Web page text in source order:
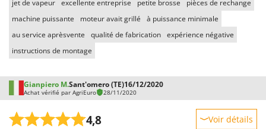
jet de vapeur excellente entreprise petite brosse
pièces de rechange
machine puissante
moteur avait grillé
à puissance minimale
au service aprèsvente
qualité de fabrication expérience négative
instructions de montage
Gianpiero M.Sant'omero (TE)16/12/2020
Achat vérifié par AgriEuro 28/11/2020
4,8 Voir détails